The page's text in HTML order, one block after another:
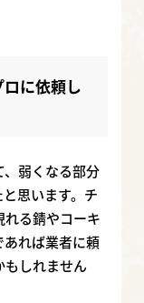
に依頼し
弱くなる部分
思います。チ
れる錆やコーキ
あれば業者に頼
もしれません